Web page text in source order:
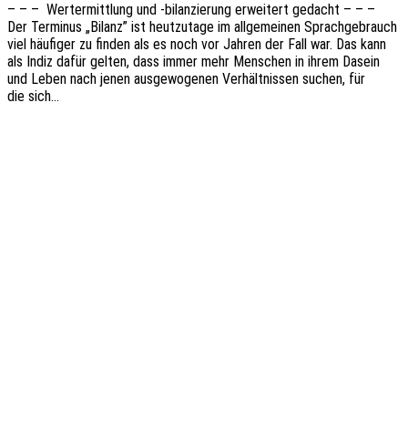
– – – Wert­ermitt­lung und ‑bilan­zie­rung erwei­tert gedacht – – –
Der Termi­nus „Bilanz” ist heut­zu­ta­ge im allge­mei­nen Sprach­ge­brauch
viel häufi­ger zu finden als es noch vor Jahren der Fall war. Das kann
als Indiz dafür gelten, dass immer mehr Menschen in ihrem Dasein
und Leben nach jenen ausge­wo­ge­nen Verhält­nis­sen suchen, für
die sich…